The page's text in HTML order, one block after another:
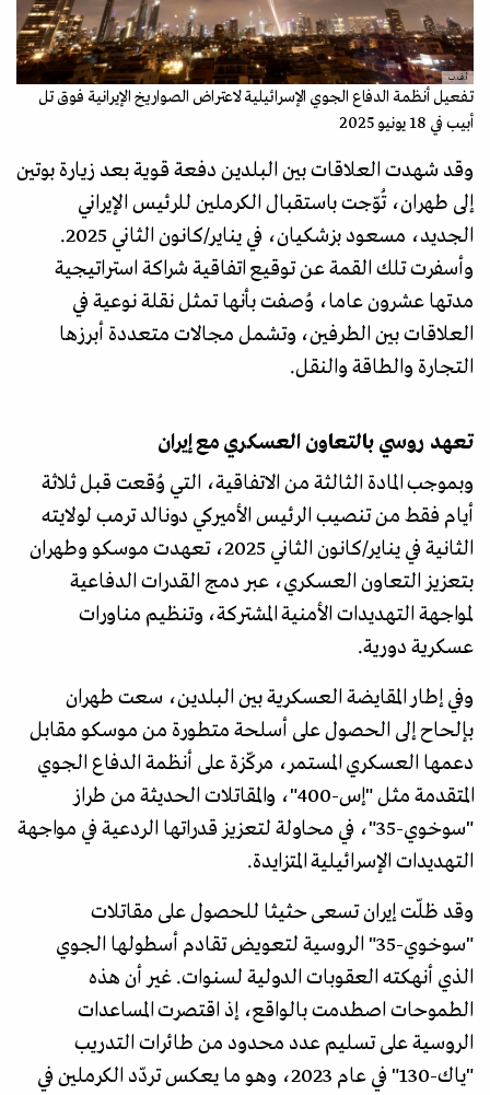
أ.ف.ب
تفعيل أنظمة الدفاع الجوي الإسرائيلية لاعتراض الصواريخ الإيرانية فوق تل
أبيب في 18 يونيو 2025
وقد شهدت العلاقات بين البلدين دفعة قوية بعد زيارة بوتين
إلى طهران، تُوّجت باستقبال الكرملين للرئيس الإيراني
الجديد، مسعود بزشكيان، في يناير/كانون الثاني 2025.
وأسفرت تلك القمة عن توقيع اتفاقية شراكة استراتيجية
مدتها عشرون عاما، وُصفت بأنها تمثل نقلة نوعية في
العلاقات بين الطرفين، وتشمل مجالات متعددة أبرزها
التجارة والطاقة والنقل.
تعهد روسي بالتعاون العسكري مع إيران
وبموجب المادة الثالثة من الاتفاقية، التي وُقعت قبل ثلاثة
أيام فقط من تنصيب الرئيس الأميركي دونالد ترمب لولايته
الثانية في يناير/كانون الثاني 2025، تعهدت موسكو وطهران
بتعزيز التعاون العسكري، عبر دمج القدرات الدفاعية
لمواجهة التهديدات الأمنية المشتركة، وتنظيم مناورات
عسكرية دورية.
وفي إطار المقايضة العسكرية بين البلدين، سعت طهران
بإلحاح إلى الحصول على أسلحة متطورة من موسكو مقابل
دعمها العسكري المستمر، مركّزة على أنظمة الدفاع الجوي
المتقدمة مثل "إس-400"، والمقاتلات الحديثة من طراز
"سوخوي-35"، في محاولة لتعزيز قدراتها الردعية في مواجهة
التهديدات الإسرائيلية المتزايدة.
وقد ظلّت إيران تسعى حثيثا للحصول على مقاتلات
"سوخوي-35" الروسية لتعويض تقادم أسطولها الجوي
الذي أنهكته العقوبات الدولية لسنوات. غير أن هذه
الطموحات اصطدمت بالواقع، إذ اقتصرت المساعدات
الروسية على تسليم عدد محدود من طائرات التدريب
"ياك-130" في عام 2023، وهو ما يعكس تردّد الكرملين في